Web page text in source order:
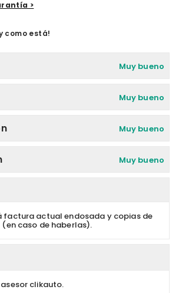
>
como está!
Muy bueno
Muy bueno
Muy bueno
Muy bueno
factura actual endosada y copias de
caso de haberlas).
clikauto.